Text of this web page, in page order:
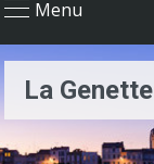
Menu
La Genette